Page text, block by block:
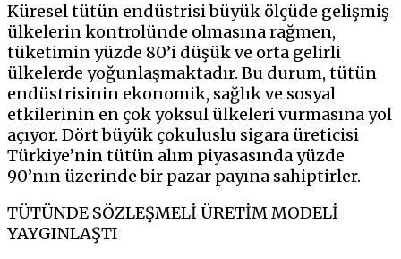
Küresel tütün endüstrisi büyük ölçüde gelişmiş
ülkelerin kontrolünde olmasına rağmen,
tüketimin yüzde 80’i düşük ve orta gelirli
ülkelerde yoğunlaşmaktadır. Bu durum, tütün
endüstrisinin ekonomik, sağlık ve sosyal
etkilerinin en çok yoksul ülkeleri vurmasına yol
açıyor. Dört büyük çokuluslu sigara üreticisi
Türkiye’nin tütün alım piyasasında yüzde
90’nın üzerinde bir pazar payına sahiptirler.
TÜTÜNDE SÖZLEŞMELİ ÜRETİM MODELİ
YAYGINLAŞTI